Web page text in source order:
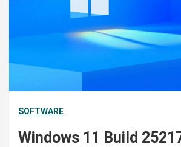
SOFTWARE
Windows 11 Build